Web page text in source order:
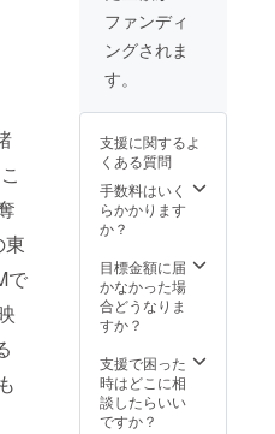
東
で
ナル即
興ソン
グを歌
アーチ
ケット
は別途
必要に
なりま
す
ン」 サ
ンデー
ブロマ
場で記
奇妙礼
太郎の
即興ソ
ング for
you
会場で
奇妙礼
太郎が
が、あ
ために
オリジ
ナル即
興ソン
ファンディ
ングされま
す。
支援に関するよ
くある質問
手数料はいく
らかかります
か？
目標金額に届
かなかった場
合どうなりま
すか？
支援で困った
時はどこに相
談したらいい
ですか？